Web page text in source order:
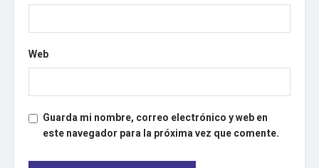
Web
Guarda mi nombre, correo electrónico y web en
este navegador para la próxima vez que comente.